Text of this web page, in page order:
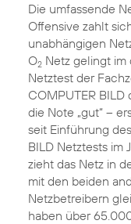
Die umfassende
Offensive zahlt
unabhängigen
O2Netz gelingt im
Netztest der
COMPUTER
die Note „gut“ –
seit Einführung
BILD Netztests im
zieht das Netz in
mit den beiden
Netzbetreibern
haben über